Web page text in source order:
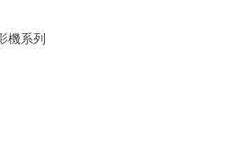
機系列